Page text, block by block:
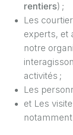
rentiers) ;
Les
experts, et
notre
activités ;
Les
et Les
notamment